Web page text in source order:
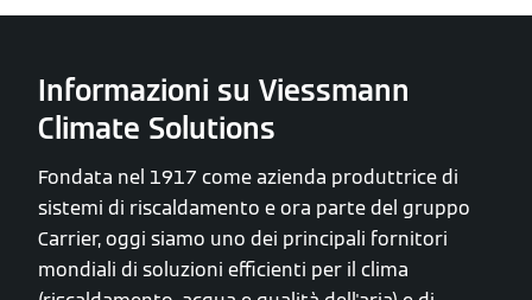
Informazioni su Viessmann
Climate Solutions
Fondata nel 1917 come azienda produttrice di
sistemi di riscaldamento e ora parte del gruppo
Carrier, oggi siamo uno dei principali fornitori
mondiali di soluzioni efficienti per il clima